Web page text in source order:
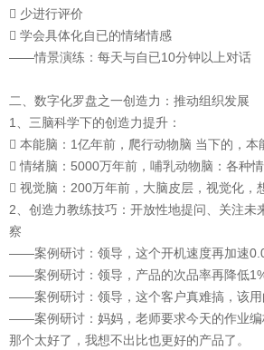
 少进行评价
 学会具体化自已的情绪情感
——情景演练：每天与自已10分钟以上对话
二、数字化罗盘之一创造力：推动组织发展
1、三脑科学下的创造力提升：
 本能脑：1亿年前，爬行动物脑 当下的，本
 情绪脑：5000万年前，哺乳动物脑：各种
 视觉脑：200万年前，大脑皮层，视觉化，
2、创造力教练技巧：开放性地提问、关注未
察
——案例研讨：领导，这个开机速度再加速
——案例研讨：领导，产品的次品率再降低1%
——案例研讨：领导，这个客户真难搞，该用
——案例研讨：妈妈，老师要求今天的作业编
那个太好了，我想不出比也更好的产品了。